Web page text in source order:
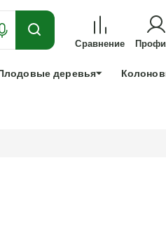
ДЛЯ ТЕХ,
Сравнение
деревья